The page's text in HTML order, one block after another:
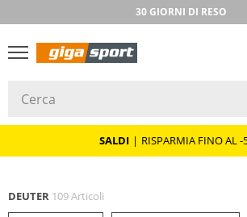
★★★★★ 4,8 / 5,0 STELLE
30 GIORNI DI RESO
SALDI | RISPARMIA FINO AL -
DEUTER 109 Articoli